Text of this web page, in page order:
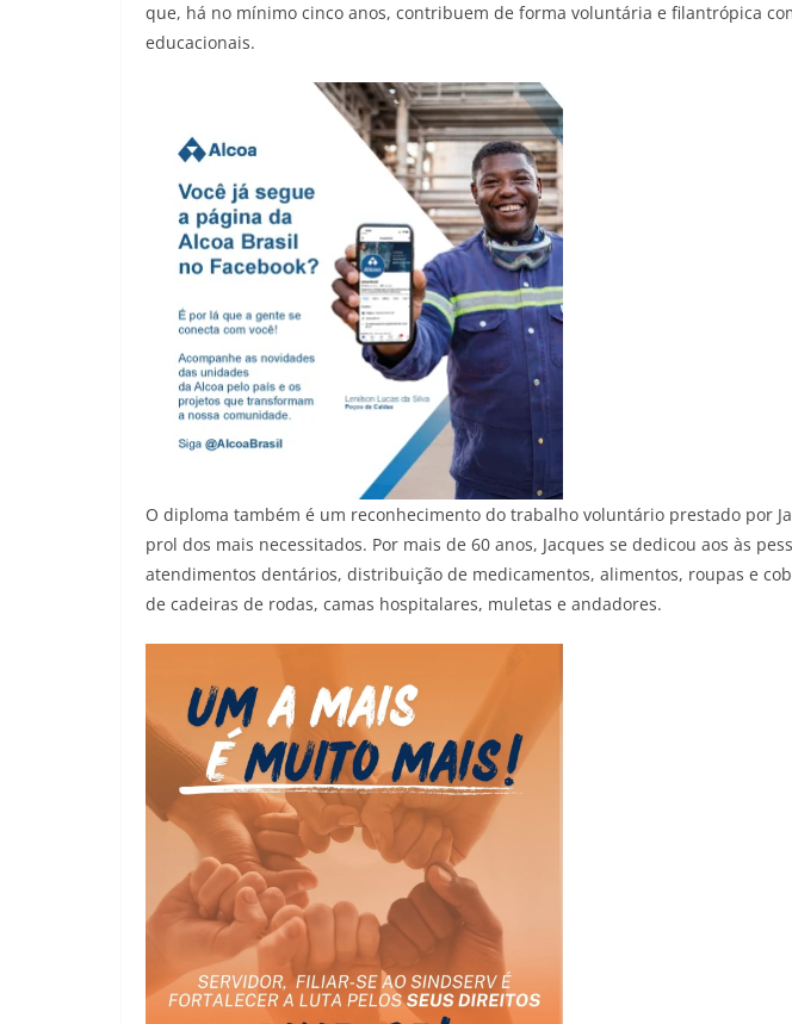
que, há no mínimo cinco anos, contribuem de forma voluntária e filantrópica
educacionais.
O diploma também é um reconhecimento do trabalho voluntário prestado por
prol dos mais necessitados. Por mais de 60 anos, Jacques se dedicou aos às
atendimentos dentários, distribuição de medicamentos, alimentos, roupas e
de cadeiras de rodas, camas hospitalares, muletas e andadores.